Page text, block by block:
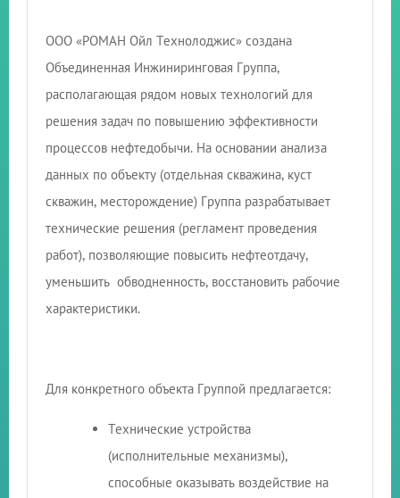
ООО «РОМАН Ойл Технолоджис» создана
Объединенная Инжиниринговая Группа,
располагающая рядом новых технологий для
решения задач по повышению эффективности
процессов нефтедобычи. На основании анализа
данных по объекту (отдельная скважина, куст
скважин, месторождение) Группа разрабатывает
технические решения (регламент проведения
работ), позволяющие повысить нефтеотдачу,
уменьшить обводненность, восстановить рабочие
характеристики.
Для конкретного объекта Группой предлагается:
Технические устройства
(исполнительные механизмы),
способные оказывать воздействие на